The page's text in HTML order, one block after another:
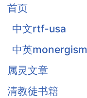
首页
中文rtf-usa
中英monergism
属灵文章
清教徒书籍